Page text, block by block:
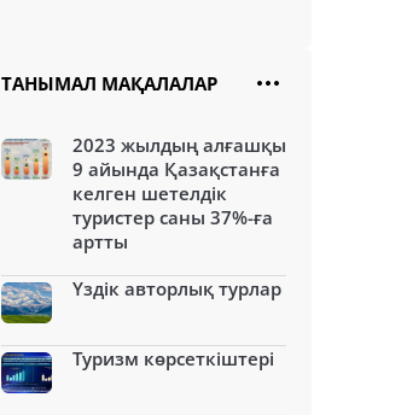
ТАНЫМАЛ МАҚАЛАЛАР
2023 жылдың алғашқы
9 айында Қазақстанға
келген шетелдік
туристер саны 37%-ға
артты
Үздік авторлық турлар
Туризм көрсеткіштері